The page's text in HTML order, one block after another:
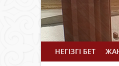
НЕГІЗГІ БЕТ